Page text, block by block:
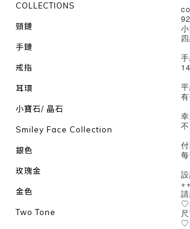
COLLECTIONS
頸鏈
手鏈
戒指
耳環
小寶石/ 晶石
Smiley Face Collection
銀色
玫瑰金
金色
Two Tone
♡
♡